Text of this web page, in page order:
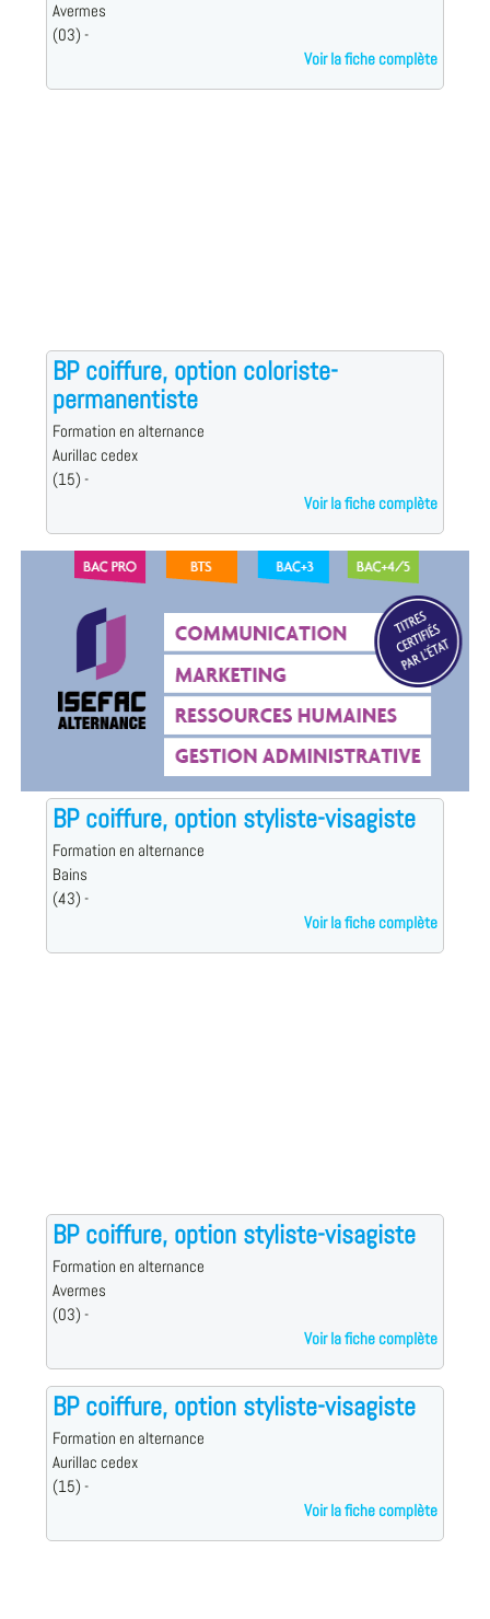
Avermes
(03) -
Voir la fiche complète
BP coiffure, option coloriste-
permanentiste
Formation en alternance
Aurillac cedex
(15) -
Voir la fiche complète
BP coiffure, option styliste-visagiste
Formation en alternance
Bains
(43) -
Voir la fiche complète
BP coiffure, option styliste-visagiste
Formation en alternance
Avermes
(03) -
Voir la fiche complète
BP coiffure, option styliste-visagiste
Formation en alternance
Aurillac cedex
(15) -
Voir la fiche complète